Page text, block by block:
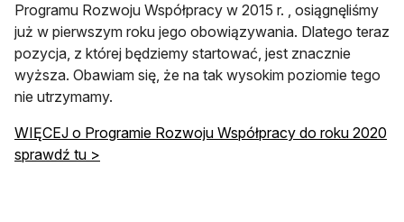
Programu Rozwoju Współpracy w 2015 r. , osiągnęliśmy
już w pierwszym roku jego obowiązywania. Dlatego teraz
pozycja, z której będziemy startować, jest znacznie
wyższa. Obawiam się, że na tak wysokim poziomie tego
nie utrzymamy.
WIĘCEJ o Programie Rozwoju Współpracy do roku 2020
sprawdź tu >